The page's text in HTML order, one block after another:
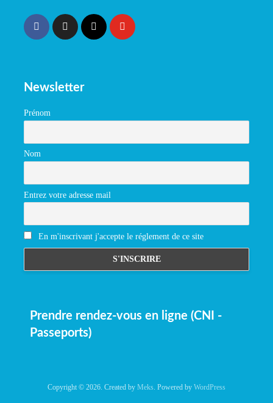
Newsletter
Prénom
Nom
Entrez votre adresse mail
En m'inscrivant j'accepte le réglement de ce site
Prendre rendez-vous en ligne (CNI -
Passeports)
Copyright © 2026. Created by Meks . Powered by WordPress